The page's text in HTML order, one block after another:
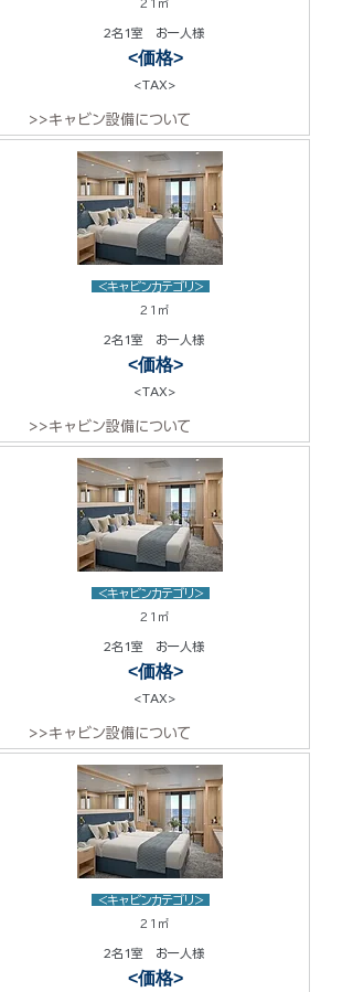
21㎡
2名1室 お一人様
<価格>
<TAX>
>>キャビン設備について
<キャビンカテゴリ>
21㎡
2名1室 お一人様
<価格>
<TAX>
>>キャビン設備について
<キャビンカテゴリ>
21㎡
2名1室 お一人様
<価格>
<TAX>
>>キャビン設備について
<キャビンカテゴリ>
21㎡
2名1室 お一人様
<価格>